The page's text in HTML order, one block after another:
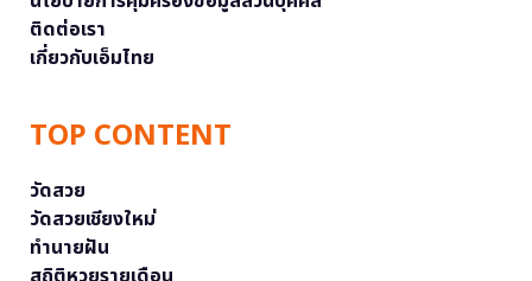
ติดต่อเรา
เกี่ยวกับเอ็มไทย
TOP CONTENT
วัดสวย
วัดสวยเชียงใหม่
ทำนายฝัน